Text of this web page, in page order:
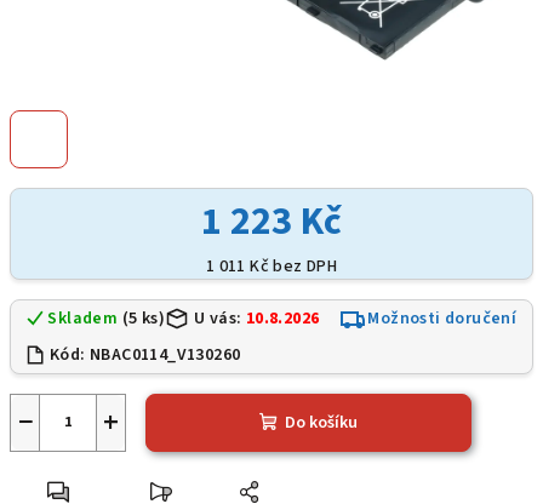
1 223 Kč
1 011 Kč bez DPH
Skladem (5 ks) U vás: 10.8.2026
Možnosti doručení
Kód: NBAC0114_V130260
+
− Do košíku